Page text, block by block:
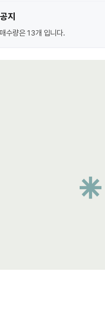
지
수량은 13개 입니다.